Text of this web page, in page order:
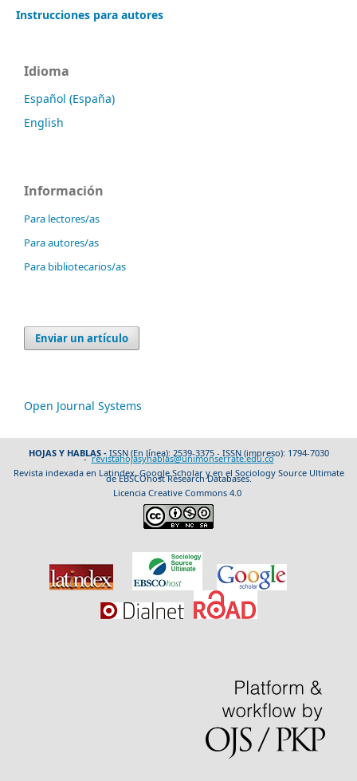
Instrucciones para autores
Idioma
Español (España)
English
Información
Para lectores/as
Para autores/as
Para bibliotecarios/as
Enviar un artículo
Open Journal Systems
HOJAS Y HABLAS - ISSN (En línea): 2539-3375 - ISSN (impreso): 1794-7030
-revistahojasyhablas@unimonserrate.edu.co
Revista indexada en Latindex, Google Scholar y en el Sociology Source Ultimate
de EBSCOhost Research Databases.
Licencia Creative Commons 4.0